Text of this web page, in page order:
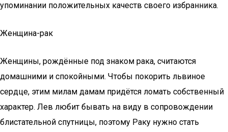
упоминании положительных качеств своего избранника.
Женщина-рак
Женщины, рождённые под знаком рака, считаются
домашними и спокойными. Чтобы покорить львиное
сердце, этим милам дамам придётся ломать собственный
характер. Лев любит бывать на виду в сопровождении
блистательной спутницы, поэтому Раку нужно стать